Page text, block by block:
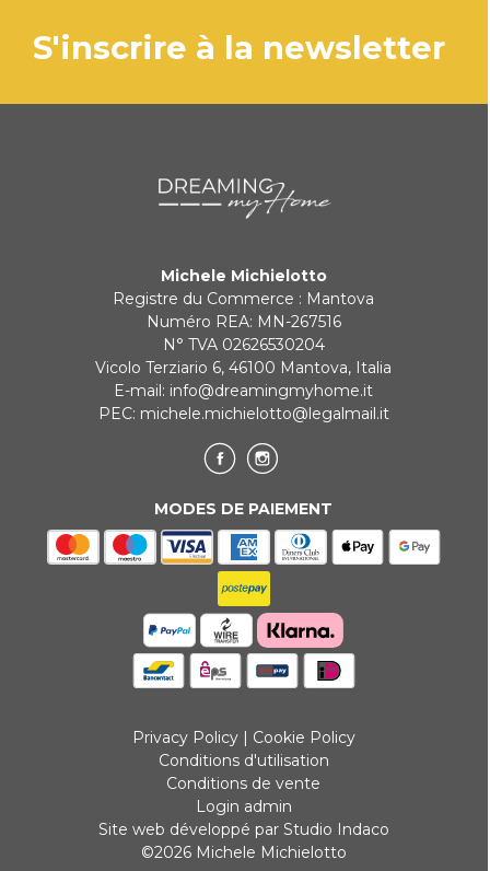
s'inscrire à la newsletter
Michele Michielotto
Registre du Commerce : Mantova
Numéro REA: MN-267516
N° TVA 02626530204
Vicolo Terziario 6, 46100 Mantova, Italia
E-mail: info@dreamingmyhome.it
PEC: michele.michielotto@legalmail.it
MODES DE PAIEMENT
Privacy Policy| Cookie Policy
Conditions d'utilisation
Conditions de vente
Login admin
Site web développé par Studio Indaco
©2026 Michele Michielotto